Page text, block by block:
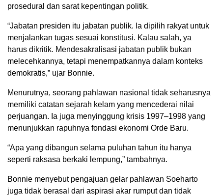
prosedural dan sarat kepentingan politik.
“Jabatan presiden itu jabatan publik. Ia dipilih rakyat untuk
menjalankan tugas sesuai konstitusi. Kalau salah, ya
harus dikritik. Mendesakralisasi jabatan publik bukan
melecehkannya, tetapi menempatkannya dalam konteks
demokratis,” ujar Bonnie.
Menurutnya, seorang pahlawan nasional tidak seharusnya
memiliki catatan sejarah kelam yang mencederai nilai
perjuangan. Ia juga menyinggung krisis 1997–1998 yang
menunjukkan rapuhnya fondasi ekonomi Orde Baru.
“Apa yang dibangun selama puluhan tahun itu hanya
seperti raksasa berkaki lempung,” tambahnya.
Bonnie menyebut pengajuan gelar pahlawan Soeharto
juga tidak berasal dari aspirasi akar rumput dan tidak